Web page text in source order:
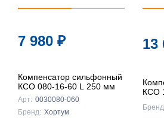
7 980 ₽
Компенсатор сильфонный
КСО 080-16-60 L 250 мм
Арт: 0030080-060
Бренд: Хортум
13
КСО